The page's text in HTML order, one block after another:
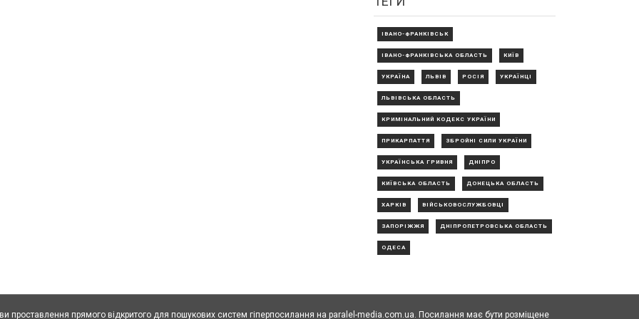
ІВАНО-ФРАНКІВСЬК
ІВАНО-ФРАНКІВСЬКА ОБЛАСТЬ КИЇВ
УКРАЇНА ЛЬВІВ РОСІЯ УКРАЇНЦІ
ЛЬВІВСЬКА ОБЛАСТЬ
КРИМІНАЛЬНИЙ КОДЕКС УКРАЇНИ
ПРИКАРПАТТЯ ЗБРОЙНІ СИЛИ УКРАЇНИ
УКРАЇНСЬКА ГРИВНЯ ДНІПРО
КИЇВСЬКА ОБЛАСТЬ ДОНЕЦЬКА ОБЛАСТЬ
ХАРКІВ ВІЙСЬКОВОСЛУЖБОВЦІ
ЗАПОРІЖЖЯ ДНІПРОПЕТРОВСЬКА ОБЛАСТЬ
ОДЕСА
проставлення прямого відкритого для пошукових систем гіперпосилання на paralel-media.com.ua. Посилання має бути розміщене